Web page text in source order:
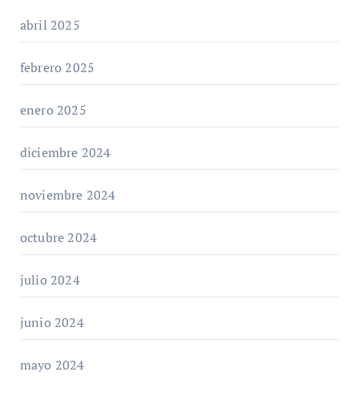
abril 2025
febrero 2025
enero 2025
diciembre 2024
noviembre 2024
octubre 2024
julio 2024
junio 2024
mayo 2024